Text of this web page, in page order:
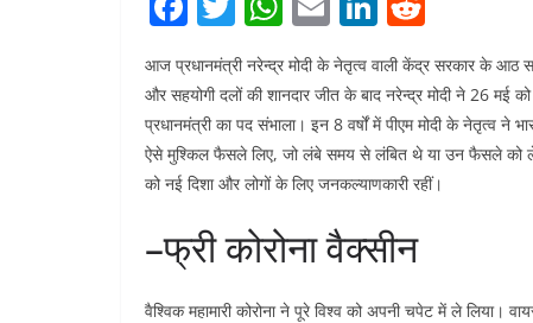
c
e
b
o
o
k
w
itt
er
h
at
s
A
p
p
m
ai
l
n
k
e
dI
n
d
di
t
आज प्रधानमंत्री नरेन्द्र मोदी के नेतृत्व वाली केंद्र सरकार के आठ
और सहयोगी दलों की शानदार जीत के बाद नरेन्द्र मोदी ने 26 मई
प्रधानमंत्री का पद संभाला। इन 8 वर्षों में पीएम मोदी के नेतृत्व
ऐसे मुश्किल फैसले लिए, जो लंबे समय से लंबित थे या उन फैसले को
को नई दिशा और लोगों के लिए जनकल्याणकारी रहीं।
–फ्री कोरोना वैक्सीन
वैश्विक महामारी कोरोना ने पूरे विश्व को अपनी चपेट में ले लिया।